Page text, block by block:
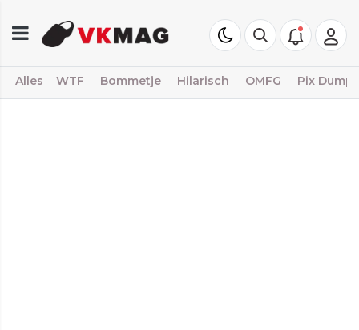
Alles WTF Bommetje Hilarisch OMFG Pix Dump